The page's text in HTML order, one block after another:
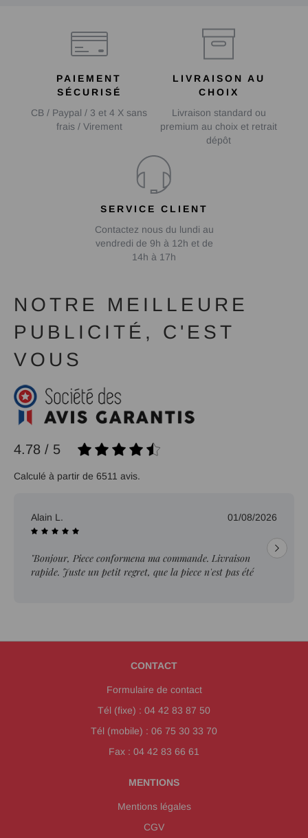
PAIEMENT
SÉCURISÉ
CB / Paypal / 3 et 4 X sans
frais / Virement
LIVRAISON AU
CHOIX
Livraison standard ou
premium au choix et retrait
dépôt
SERVICE CLIENT
Contactez nous du lundi au
vendredi de 9h à 12h et de
14h à 17h
NOTRE MEILLEURE
PUBLICITÉ, C'EST
VOUS
4.78 / 5
Calculé à partir de 6511 avis.
Alain L. 01/08/2026
"Bonjour, Piece conformena ma commande. Livraison
rapide. Juste un petit regret, que la piece n'est pas été
CONTACT
Formulaire de contact
Tél (fixe) : 04 42 83 87 50
Tél (mobile) : 06 75 30 33 70
Fax : 04 42 83 66 61
MENTIONS
Mentions légales
CGV